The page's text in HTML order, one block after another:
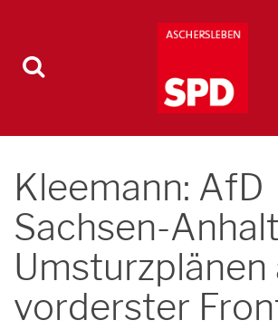
Kleemann: AfD
Sachsen-
Umsturzplänen
vorderster